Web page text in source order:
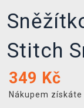
Stitch
349 Kč
Nákupem získáte